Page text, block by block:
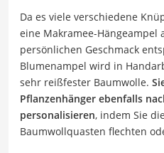
Da es viele verschiedene
eine Makramee-Hängeampel
persönlichen Geschmack
Blumenampel wird in
sehr reißfester Baumwolle.
Pflanzenhänger ebenfalls
personalisieren, indem Sie
Baumwollquasten flechten